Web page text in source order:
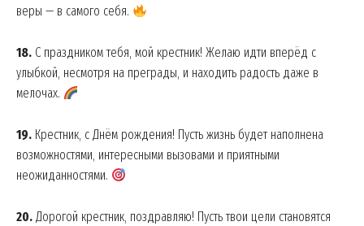
веры — в самого себя.
18. С праздником тебя, мой крестник! Желаю идти вперёд с
улыбкой, несмотря на преграды, и находить радость даже в
мелочах.
19. Крестник, с Днём рождения! Пусть жизнь будет наполнена
возможностями, интересными вызовами и приятными
неожиданностями.
20. Дорогой крестник, поздравляю! Пусть твои цели становятся